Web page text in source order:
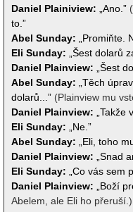
Daniel Plainiview:
„Ano.”
to.”
Abel Sunday:
„Promiňte.
Eli Sunday:
„Šest dolarů
Daniel Plainview:
„Šest
Abel Sunday:
„Těch
dolarů...” (Plainview mu
Daniel Plainview:
Eli Sunday:
„Ne.”
Abel Sunday:
„Eli, toho
Daniel Plainview:
„Snad
Eli Sunday:
„Co vás sem
Daniel Plainview:
„Boží
Abelem, ale Eli ho přeruší.)